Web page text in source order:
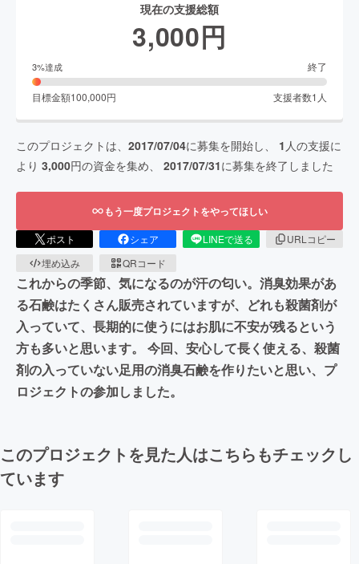
現在の支援総額
3,000円
3%達成 終了
目標金額100,000円 支援者数1 人
このプロジェクトは、 2017/07/04に募集を開始し、 1 人の支援に
より 3,000円の資金を集め、 2017/07/31に募集を終了しました
もう一度プロジェクトをやってほしい
ポスト シェア LINEで送る
URLコピー
埋め込み
QRコード
これからの季節、気になるのが汗の匂い。消臭効果があ
る石鹸はたくさん販売されていますが、どれも殺菌剤が
入っていて、長期的に使うにはお肌に不安が残るという
方も多いと思います。 今回、安心して長く使える、殺菌
剤の入っていない足用の消臭石鹸を作りたいと思い、プ
ロジェクトの参加しました。
このプロジェクトを見た人はこちらもチェックし
ています